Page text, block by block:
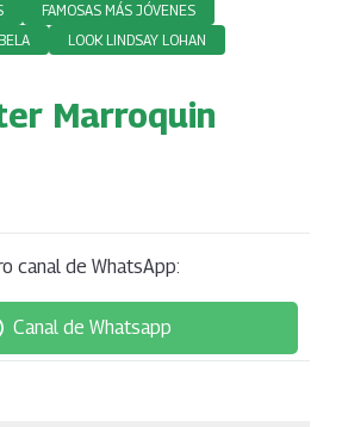
FAMOSAS MÁS JÓVENES
LOOK LINDSAY LOHAN
Marroquin
canal de WhatsApp:
Canal de Whatsapp